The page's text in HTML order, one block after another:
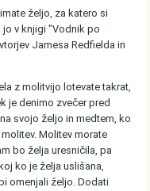
željo, za katero si
jo v knjigi "Vodnik po
Jamesa Redfielda in
z molitvijo lotevate takrat,
je denimo zvečer pred
svojo željo in medtem, ko
Molitev morate
bo želja uresničila, pa
ko je želja uslišana,
omenjali željo. Dodati